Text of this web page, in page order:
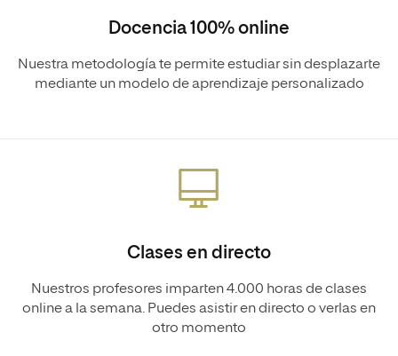
Docencia 100% online
Nuestra metodología te permite estudiar sin desplazarte
mediante un modelo de aprendizaje personalizado
Clases en directo
Nuestros profesores imparten 4.000 horas de clases
online a la semana. Puedes asistir en directo o verlas en
otro momento